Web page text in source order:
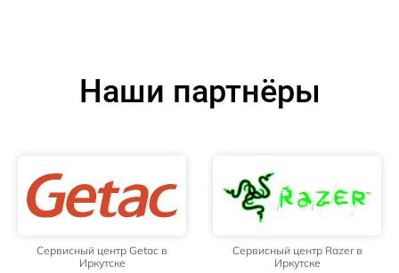
Наши партнёры
Сервисный центр Getac в
Иркутске
Сервисный центр Razer в
Иркутске